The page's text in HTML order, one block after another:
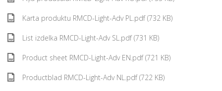
Karta produktu RMCD-Light-Adv PL.pdf (732 KB)
List izdelka RMCD-Light-Adv SL.pdf (731 KB)
Product sheet RMCD-Light-Adv EN.pdf (721 KB)
Productblad RMCD-Light-Adv NL.pdf (722 KB)